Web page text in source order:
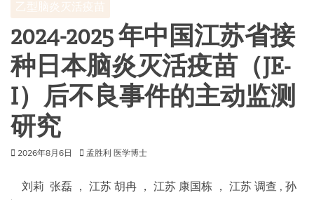
后
水
痘
疫
情
控
制
2024
年）
乙型脑炎灭活疫苗
2024-2025 年中国江苏省接
种日本脑炎灭活疫苗（JE-
I）后不良事件的主动监测
研究
2026年8月6日 孟胜利 医学博士
刘莉 张磊 ， 江苏 胡冉 ， 江苏 康国栋 ， 江苏 调查 , 孙